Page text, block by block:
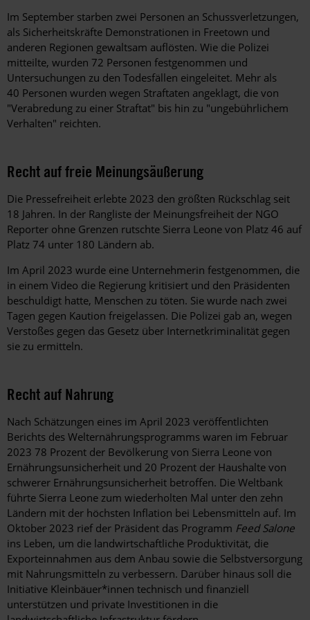
Im September starben zwei Personen an Schussverletzungen,
als Sicherheitskräfte Demonstrationen in Freetown und
anderen Regionen gewaltsam auflösten. Wie die Polizei
mitteilte, wurden 72 Personen festgenommen und
Untersuchungen zu den Todesfällen eingeleitet. Mehr als
40 Personen wurden wegen Straftaten angeklagt, die von
"Verabredung zu einer Straftat" bis hin zu "ungebührlichem
Verhalten" reichten.
Recht auf freie Meinungsäußerung
Die Pressefreiheit erlebte 2023 den größten Rückschlag seit
18 Jahren. In der Rangliste der Meinungsfreiheit der NGO
Reporter ohne Grenzen rutschte Sierra Leone von Platz 46 auf
Platz 74 unter 180 Ländern ab.
Im April 2023 wurde eine Unternehmerin festgenommen, die
in einem Video die Regierung kritisiert und den Präsidenten
beschuldigt hatte, Menschen zu töten. Sie wurde nach zwei
Tagen gegen Kaution freigelassen. Die Polizei gab an, wegen
Verstoßes gegen das Gesetz über Internetkriminalität gegen
sie zu ermitteln.
Recht auf Nahrung
Nach Schätzungen eines im April 2023 veröffentlichten
Berichts des Welternährungsprogramms waren im Februar
2023 78 Prozent der Bevölkerung von Sierra Leone von
Ernährungsunsicherheit und 20 Prozent der Haushalte von
schwerer Ernährungsunsicherheit betroffen. Die Weltbank
führte Sierra Leone zum wiederholten Mal unter den zehn
Ländern mit der höchsten Inflation bei Lebensmitteln auf. Im
Oktober 2023 rief der Präsident das Programm Feed Salone
ins Leben, um die landwirtschaftliche Produktivität, die
Exporteinnahmen aus dem Anbau sowie die Selbstversorgung
mit Nahrungsmitteln zu verbessern. Darüber hinaus soll die
Initiative Kleinbäuer*innen technisch und finanziell
unterstützen und private Investitionen in die